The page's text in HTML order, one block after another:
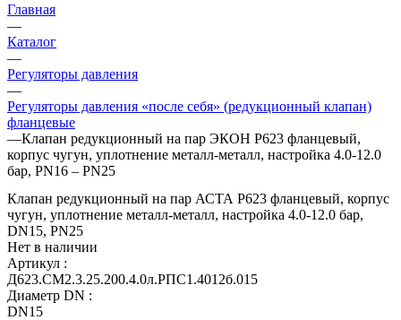
Главная
—
Каталог
—
Регуляторы давления
—
Регуляторы давления «после себя» (редукционный клапан)
фланцевые
—Клапан редукционный на пар ЭКОН Р623 фланцевый,
корпус чугун, уплотнение металл-металл, настройка 4.0-12.0
бар, PN16 – PN25
Клапан редукционный на пар АСТА Р623 фланцевый, корпус
чугун, уплотнение металл-металл, настройка 4.0-12.0 бар,
DN15, PN25
Нет в наличии
Артикул :
Д623.СМ2.3.25.200.4.0л.РПС1.4012б.015
Диаметр DN :
DN15